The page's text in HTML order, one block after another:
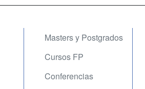
Masters y Postgrados
Cursos FP
Conferencias